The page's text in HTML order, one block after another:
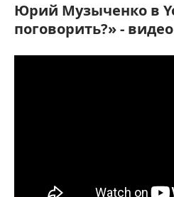
Юрий Музыченко в
поговорить?» -